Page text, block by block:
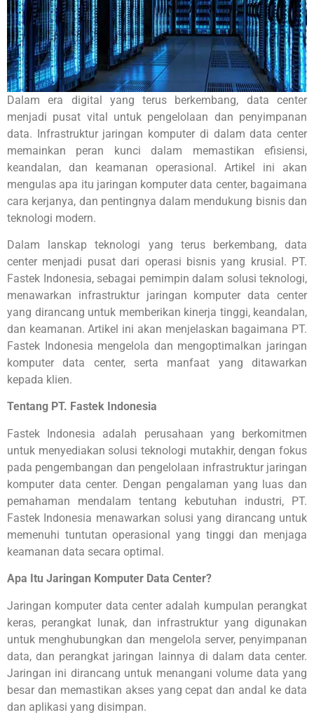
Dalam era digital yang terus berkembang, data center
menjadi pusat vital untuk pengelolaan dan penyimpanan
data. Infrastruktur jaringan komputer di dalam data center
memainkan peran kunci dalam memastikan efisiensi,
keandalan, dan keamanan operasional. Artikel ini akan
mengulas apa itu jaringan komputer data center, bagaimana
cara kerjanya, dan pentingnya dalam mendukung bisnis dan
teknologi modern.
Dalam lanskap teknologi yang terus berkembang, data
center menjadi pusat dari operasi bisnis yang krusial. PT.
Fastek Indonesia, sebagai pemimpin dalam solusi teknologi,
menawarkan infrastruktur jaringan komputer data center
yang dirancang untuk memberikan kinerja tinggi, keandalan,
dan keamanan. Artikel ini akan menjelaskan bagaimana PT.
Fastek Indonesia mengelola dan mengoptimalkan jaringan
komputer data center, serta manfaat yang ditawarkan
kepada klien.
Tentang PT. Fastek Indonesia
Fastek Indonesia adalah perusahaan yang berkomitmen
untuk menyediakan solusi teknologi mutakhir, dengan fokus
pada pengembangan dan pengelolaan infrastruktur jaringan
komputer data center. Dengan pengalaman yang luas dan
pemahaman mendalam tentang kebutuhan industri, PT.
Fastek Indonesia menawarkan solusi yang dirancang untuk
memenuhi tuntutan operasional yang tinggi dan menjaga
keamanan data secara optimal.
Apa Itu Jaringan Komputer Data Center?
Jaringan komputer data center adalah kumpulan perangkat
keras, perangkat lunak, dan infrastruktur yang digunakan
untuk menghubungkan dan mengelola server, penyimpanan
data, dan perangkat jaringan lainnya di dalam data center.
Jaringan ini dirancang untuk menangani volume data yang
besar dan memastikan akses yang cepat dan andal ke data
dan aplikasi yang disimpan.